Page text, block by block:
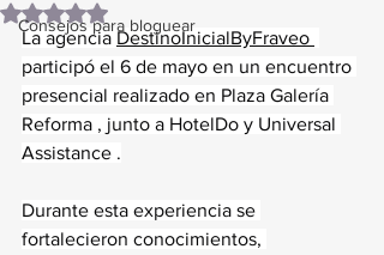
Consejos para bloguear
Obtuvo NaN de 5 estrellas.
La agencia DestinoInicialByFraveo
participó el 6 de mayo en un encuentro
presencial realizado en Plaza Galería
Reforma , junto a HotelDo y Universal
Assistance .
Durante esta experiencia se
fortalecieron conocimientos,